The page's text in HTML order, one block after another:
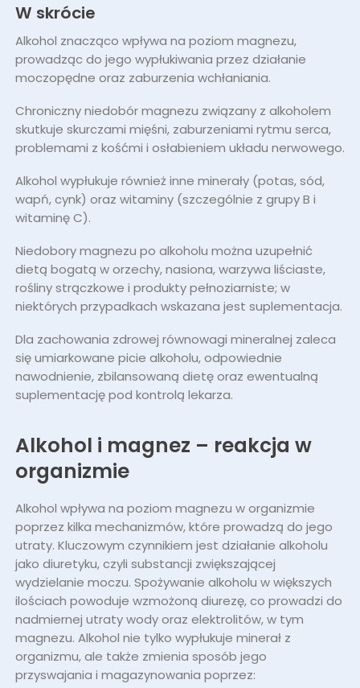
W skrócie
Alkohol znacząco wpływa na poziom magnezu,
prowadząc do jego wypłukiwania przez działanie
moczopędne oraz zaburzenia wchłaniania.
Chroniczny niedobór magnezu związany z alkoholem
skutkuje skurczami mięśni, zaburzeniami rytmu serca,
problemami z kośćmi i osłabieniem układu nerwowego.
Alkohol wypłukuje również inne minerały (potas, sód,
wapń, cynk) oraz witaminy (szczególnie z grupy B i
witaminę C).
Niedobory magnezu po alkoholu można uzupełnić
dietą bogatą w orzechy, nasiona, warzywa liściaste,
rośliny strączkowe i produkty pełnoziarniste; w
niektórych przypadkach wskazana jest suplementacja.
Dla zachowania zdrowej równowagi mineralnej zaleca
się umiarkowane picie alkoholu, odpowiednie
nawodnienie, zbilansowaną dietę oraz ewentualną
suplementację pod kontrolą lekarza.
Alkohol i magnez – reakcja w
organizmie
Alkohol wpływa na poziom magnezu w organizmie
poprzez kilka mechanizmów, które prowadzą do jego
utraty. Kluczowym czynnikiem jest działanie alkoholu
jako diuretyku, czyli substancji zwiększającej
wydzielanie moczu. Spożywanie alkoholu w większych
ilościach powoduje wzmożoną diurezę, co prowadzi do
nadmiernej utraty wody oraz elektrolitów, w tym
magnezu. Alkohol nie tylko wypłukuje minerał z
organizmu, ale także zmienia sposób jego
przyswajania i magazynowania poprzez: